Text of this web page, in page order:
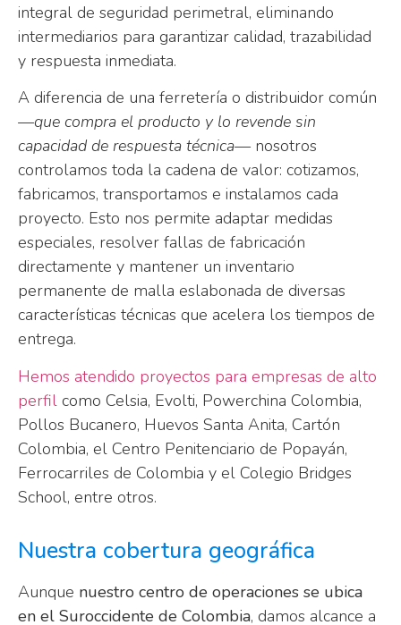
integral de seguridad perimetral, eliminando
intermediarios para garantizar calidad, trazabilidad
y respuesta inmediata.
A diferencia de una ferretería o distribuidor común
—que compra el producto y lo revende sin
capacidad de respuesta técnica— nosotros
controlamos toda la cadena de valor: cotizamos,
fabricamos, transportamos e instalamos cada
proyecto. Esto nos permite adaptar medidas
especiales, resolver fallas de fabricación
directamente y mantener un inventario
permanente de malla eslabonada de diversas
características técnicas que acelera los tiempos de
entrega.
Hemos atendido proyectos para empresas de alto
perfil como Celsia, Evolti, Powerchina Colombia,
Pollos Bucanero, Huevos Santa Anita, Cartón
Colombia, el Centro Penitenciario de Popayán,
Ferrocarriles de Colombia y el Colegio Bridges
School, entre otros.
Nuestra cobertura geográfica
Aunque nuestro centro de operaciones se ubica
en el Suroccidente de Colombia, damos alcance a